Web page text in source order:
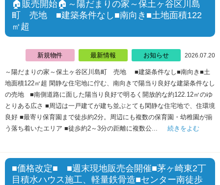
🏠販売開始🏠～陽だまりの家～保土ヶ谷区川島
町 売地 ■建築条件なし■南向き■土地面積122
㎡超
新規物件 最新情報 お知らせ 2026.07.20
～陽だまりの家～保土ヶ谷区川島町 売地 ■建築条件なし■南向き■土
地面積122㎡超 閑静な住宅地に佇む、南向きで陽当り良好な建築条件なし
の売地 ■南側道路に面した陽当り良好で明るく開放的な約122.12㎡のゆ
とりある広さ ■周辺は一戸建てが建ち並ぶとても閑静な住宅地で、住環境
良好 ■最寄り保育園まで徒歩約2分。周辺にも複数の保育園・幼稚園が揃
う落ち着いたエリア ■徒歩約2～3分の距離に複数公...
続きをよむ
■価格改定■ ■週末現地販売会開催■茅ヶ崎東2丁
目積水ハウス施工、軽量鉄骨造■センター南徒歩